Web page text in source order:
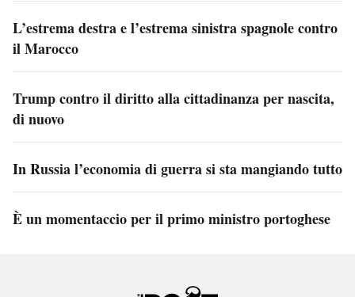
L’estrema destra e l’estrema sinistra spagnole contro
il Marocco
Trump contro il diritto alla cittadinanza per nascita,
di nuovo
In Russia l’economia di guerra si sta mangiando tutto
È un momentaccio per il primo ministro portoghese